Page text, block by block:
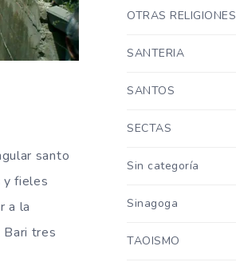
santo
y fieles
a la
Bari tres
OTRAS RELIGIONES
SANTERIA
SANTOS
SECTAS
Sin categoría
Sinagoga
TAOISMO